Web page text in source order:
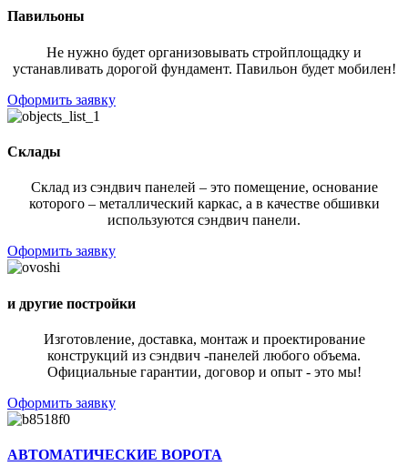
Павильоны
Не нужно будет организовывать стройплощадку и
устанавливать дорогой фундамент. Павильон будет мобилен!
Оформить заявку
Склады
Склад из сэндвич панелей – это помещение, основание
которого – металлический каркас, а в качестве обшивки
используются сэндвич панели.
Оформить заявку
и другие постройки
Изготовление, доставка, монтаж и проектирование
конструкций из сэндвич -панелей любого объема.
Официальные гарантии, договор и опыт - это мы!
Оформить заявку
АВТОМАТИЧЕСКИЕ ВОРОТА